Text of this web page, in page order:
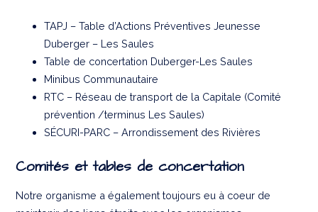
TAPJ – Table d’Actions Préventives Jeunesse
Duberger – Les Saules
Table de concertation Duberger-Les Saules
Minibus Communautaire
RTC – Réseau de transport de la Capitale (Comité
prévention /terminus Les Saules)
SÉCURI-PARC – Arrondissement des Rivières
Comités et tables de concertation
Notre organisme a également toujours eu à coeur de